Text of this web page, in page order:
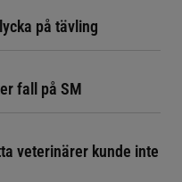
på tävling
fall på SM
veterinärer kunde inte